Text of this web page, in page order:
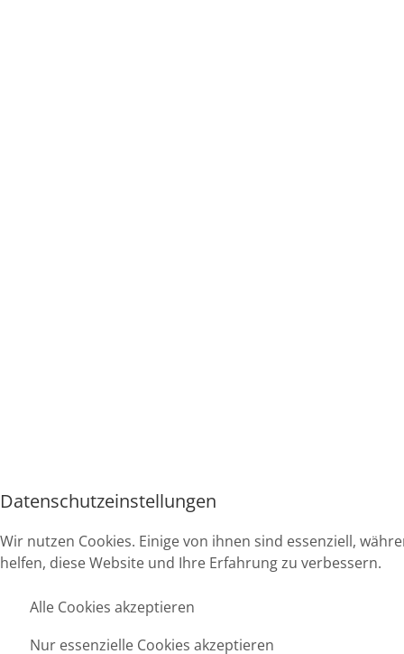
Datenschutzeinstellungen
Wir nutzen Cookies. Einige von ihnen sind essenziell,
helfen, diese Website und Ihre Erfahrung zu verbessern.
Alle Cookies akzeptieren
Nur essenzielle Cookies akzeptieren